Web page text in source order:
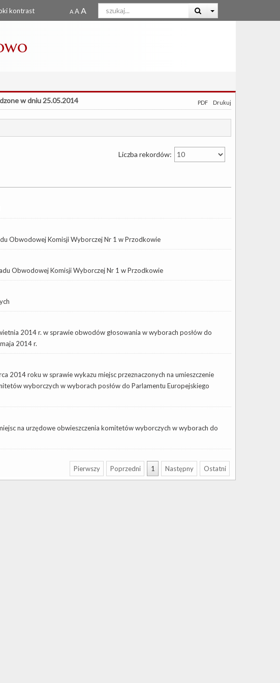
kontrast
Drukuj
PDF
w dniu 25.05.2014
Liczba rekordów:
Obwodowej Komisji Wyborczej Nr 1 w Przodkowie
Obwodowej Komisji Wyborczej Nr 1 w Przodkowie
2014 r. w sprawie obwodów głosowania w wyborach posłów do
2014 r.
2014 roku w sprawie wykazu miejsc przeznaczonych na umieszczenie
wyborczych w wyborach posłów do Parlamentu Europejskiego
na urzędowe obwieszczenia komitetów wyborczych w wyborach do
Pierwszy Poprzedni 1 Następny Ostatni